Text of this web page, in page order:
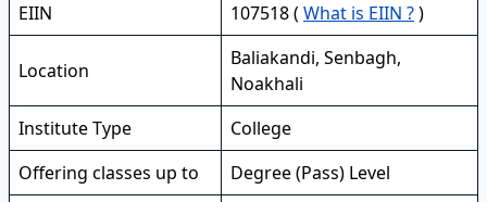
EIIN 107518 ( What is EIIN ?)
Location
Baliakandi, Senbagh,
Noakhali
Institute Type
College
Offering classes up to
Degree (Pass) Level